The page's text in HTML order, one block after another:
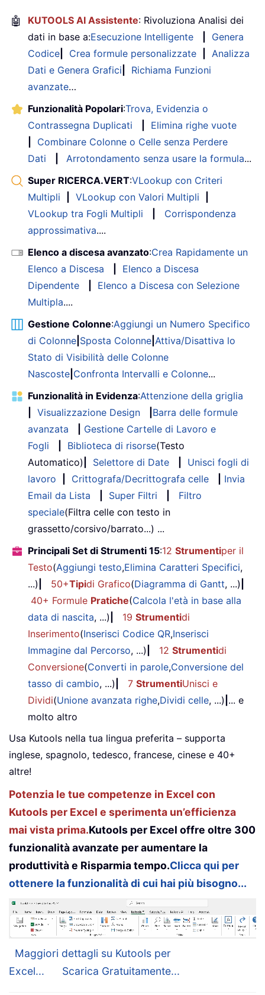
🤖 KUTOOLS AI Assistente: Rivoluziona Analisi dei
dati in base a:Esecuzione Intelligente
Genera
Codice
Crea formule personalizzate
Analizza
Dati e Genera Grafici
Richiama Funzioni
avanzate…
Funzionalità Popolari:Trova, Evidenzia o
Contrassegna Duplicati
Elimina righe vuote
Combinare Colonne o Celle senza Perdere
Dati
Arrotondamento senza usare la formula...
Super RICERCA.VERT:VLookup con Criteri
Multipli
VLookup con Valori Multipli
VLookup tra Fogli Multipli
Corrispondenza
approssimativa....
Elenco a discesa avanzato:Crea Rapidamente un
Elenco a Discesa
Elenco a Discesa
Dipendente
Elenco a Discesa con Selezione
Multipla....
Gestione Colonne:Aggiungi un Numero Specifico
di Colonne Sposta Colonne Attiva/Disattiva lo
Stato di Visibilità delle Colonne
Nascoste Confronta Intervalli e Colonne...
Funzionalità in Evidenza:Attenzione della griglia
Visualizzazione Design
Barra delle formule
avanzata
Gestione Cartelle di Lavoro e
Fogli
Biblioteca di risorse(Testo
Automatico)
Selettore di Date
Unisci fogli di
lavoro
Crittografa/Decrittografa celle
Invia
Email da Lista
Super Filtri
Filtro
speciale(Filtra celle con testo in
grassetto/corsivo/barrato...) ...
Principali Set di Strumenti 15:12 Strumentiper il
Testo(Aggiungi testo,Elimina Caratteri Specifici,
...)
50+Tipidi Grafico(Diagramma di Gantt, ...)
40+ Formule Pratiche(Calcola l'età in base alla
data di nascita, ...) 19 Strumentidi
Inserimento(Inserisci Codice QR,Inserisci
Immagine dal Percorso, ...) 12 Strumentidi
Conversione(Converti in parole,Conversione del
tasso di cambio, ...) 7 StrumentiUnisci e
Dividi(Unione avanzata righe,Dividi celle, ...) ... e
molto altro
Usa Kutools nella tua lingua preferita – supporta
inglese, spagnolo, tedesco, francese, cinese e 40+
altre!
Potenzia le tue competenze in Excel con
Kutools per Excel e sperimenta un’efficienza
mai vista prima.Kutools per Excel offre oltre 300
funzionalità avanzate per aumentare la
produttività e Risparmia tempo.Clicca qui per
ottenere la funzionalità di cui hai più bisogno...
Maggiori dettagli su Kutools per
Excel...
Scarica Gratuitamente...